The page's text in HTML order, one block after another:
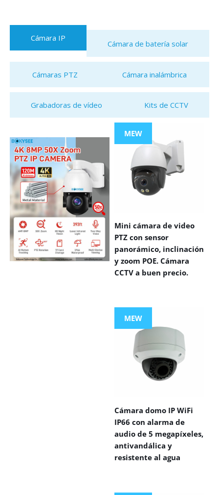
Cámara IP
Cámara de batería solar
Cámaras PTZ Cámara inalámbrica
Grabadoras de vídeo Kits de CCTV
MEW
Mini cámara de video
PTZ con sensor
panorámico, inclinación
y zoom POE. Cámara
CCTV a buen precio.
MEW
Cámara domo IP WiFi
IP66 con alarma de
audio de 5 megapíxeles,
antivandálica y
resistente al agua